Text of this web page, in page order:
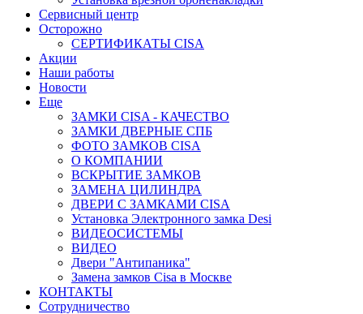
Сервисный центр
Осторожно
СЕРТИФИКАТЫ CISA
Акции
Наши работы
Новости
Еще
ЗАМКИ CISA - КАЧЕСТВО
ЗАМКИ ДВЕРНЫЕ СПБ
ФОТО ЗАМКОВ CISA
О КОМПАНИИ
ВСКРЫТИЕ ЗАМКОВ
ЗАМЕНА ЦИЛИНДРА
ДВЕРИ С ЗАМКАМИ CISA
Установка Электронного замка Desi
ВИДЕОСИСТЕМЫ
ВИДЕО
Двери "Антипаника"
Замена замков Cisa в Москве
КОНТАКТЫ
Сотрудничество